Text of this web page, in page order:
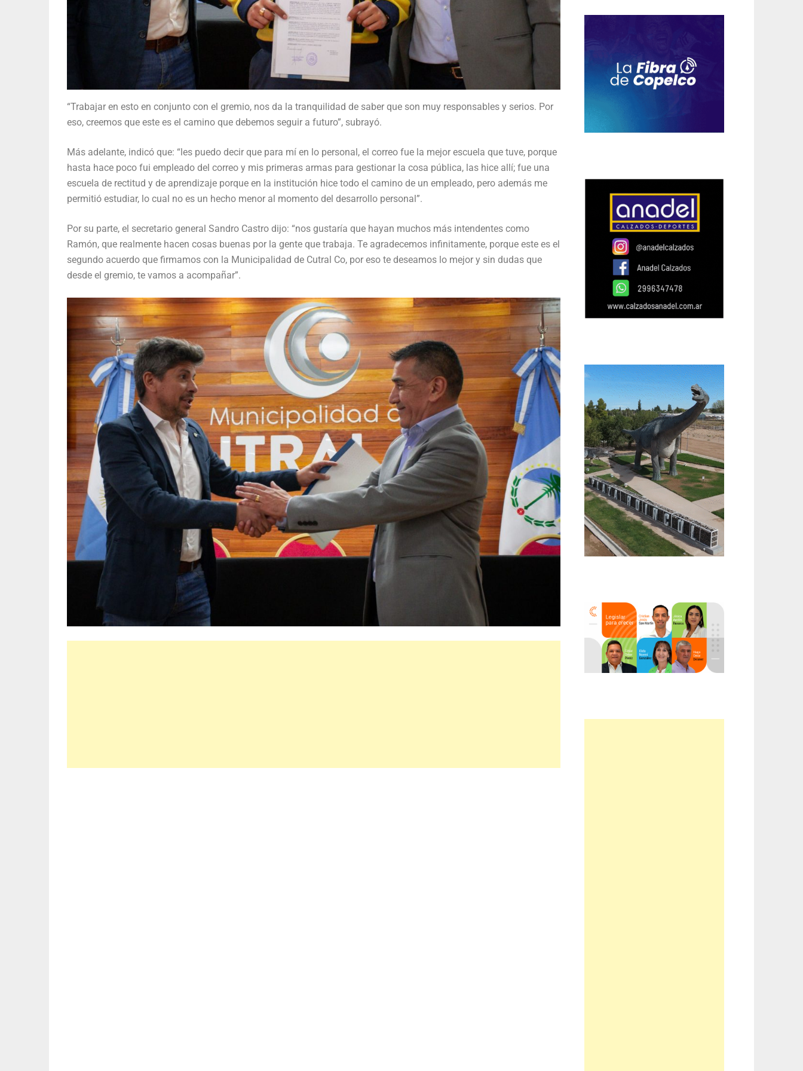
“Trabajar en esto en conjunto con el gremio, nos da la tranquilidad de saber que son muy responsables y serios. Por
eso, creemos que este es el camino que debemos seguir a futuro”, subrayó.
Más adelante, indicó que: “les puedo decir que para mí en lo personal, el correo fue la mejor escuela que tuve, porque
hasta hace poco fui empleado del correo y mis primeras armas para gestionar la cosa pública, las hice allí; fue una
escuela de rectitud y de aprendizaje porque en la institución hice todo el camino de un empleado, pero además me
permitió estudiar, lo cual no es un hecho menor al momento del desarrollo personal”.
Por su parte, el secretario general Sandro Castro dijo: “nos gustaría que hayan muchos más intendentes como
Ramón, que realmente hacen cosas buenas por la gente que trabaja. Te agradecemos infinitamente, porque este es el
segundo acuerdo que firmamos con la Municipalidad de Cutral Co, por eso te deseamos lo mejor y sin dudas que
desde el gremio, te vamos a acompañar”.